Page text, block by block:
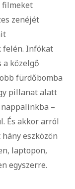
filmeket
zenéjét
felén. Infókat
közelgő
fürdőbomba
pillanat alatt
–
És akkor arról
eszközön
laptopon,
egyszerre.